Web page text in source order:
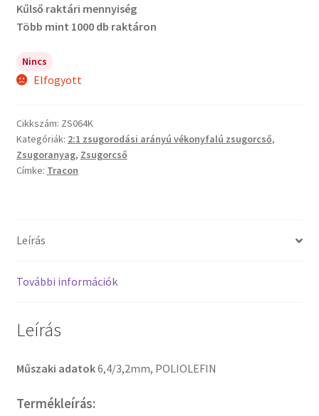
Kűlső raktári mennyiség
Több mint 1000 db raktáron
Nincs
Elfogyott
Cikkszám: ZS064K
Kategóriák: 2:1 zsugorodási arányú vékonyfalú zsugorcső,
Zsugoranyag, Zsugorcső
Címke: Tracon
Leírás
További információk
Leírás
Műszaki adatok6,4/3,2mm, POLIOLEFIN
Termékleírás: